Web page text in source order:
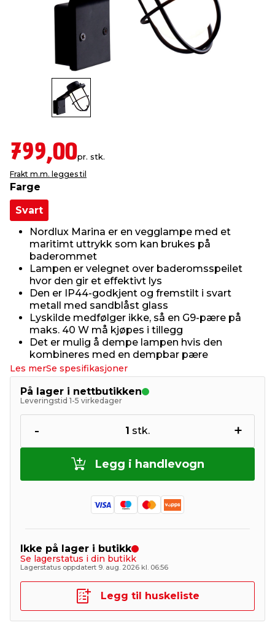
& ugress
& stativer
og sylting
data & TV
799,00pr. stk.
Frakt m.m. legges til
Farge
Svart
Nordlux Marina er en vegglampe med et
maritimt uttrykk som kan brukes på
baderommet
Lampen er velegnet over baderomsspeilet
hvor den gir et effektivt lys
Den er IP44-godkjent og fremstilt i svart
metall med sandblåst glass
Lyskilde medfølger ikke, så en G9-pære på
maks. 40 W må kjøpes i tillegg
Det er mulig å dempe lampen hvis den
kombineres med en dempbar pære
Les merSe spesifikasjoner
På lager i nettbutikken
Leveringstid 1-5 virkedager
- 1 stk. +
Legg i handlevogn
Ikke på lager i butikk
Se lagerstatus i din butikk
Lagerstatus oppdatert 9. aug. 2026 kl. 06:56
Legg til huskeliste